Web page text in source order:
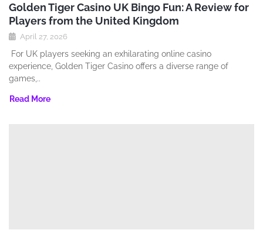
Golden Tiger Casino UK Bingo Fun: A Review for
Players from the United Kingdom
April 27, 2026
For UK players seeking an exhilarating online casino
experience‚ Golden Tiger Casino offers a diverse range of
games‚..
Read More